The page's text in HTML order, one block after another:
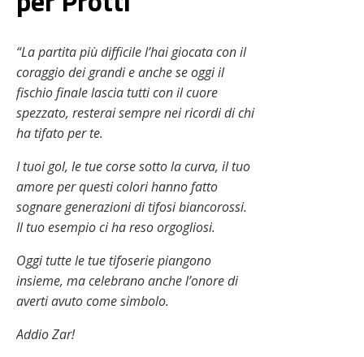
“La partita più difficile l’hai giocata con il
coraggio dei grandi e anche se oggi il
fischio finale lascia tutti con il cuore
spezzato, resterai sempre nei ricordi di chi
ha tifato per te.
I tuoi gol, le tue corse sotto la curva, il tuo
amore per questi colori hanno fatto
sognare generazioni di tifosi biancorossi.
Il tuo esempio ci ha reso orgogliosi.
Oggi tutte le tue tifoserie piangono
insieme, ma celebrano anche l’onore di
averti avuto come simbolo.
Addio Zar!